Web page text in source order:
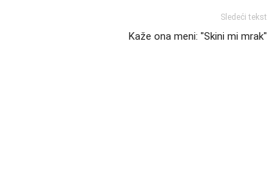
Sledeći tekst
Kaže ona meni: "Skini mi mrak"